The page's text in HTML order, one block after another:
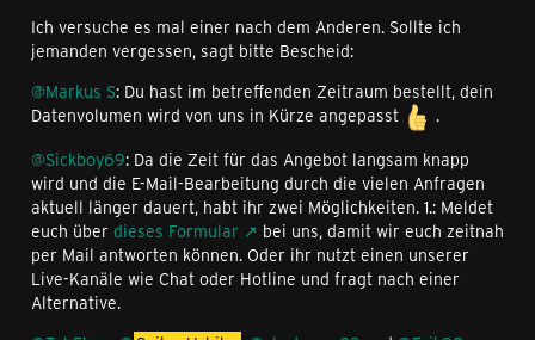
Ich versuche es mal einer nach dem Anderen. Sollte ich
jemanden vergessen, sagt bitte Bescheid:
@Markus S: Du hast im betreffenden Zeitraum bestellt, dein
Datenvolumen wird von uns in Kürze angepasst
.
@Sickboy69: Da die Zeit für das Angebot langsam knapp
wird und die E-Mail-Bearbeitung durch die vielen Anfragen
aktuell länger dauert, habt ihr zwei Möglichkeiten. 1.: Meldet
euch über dieses Formular
bei uns, damit wir euch zeitnah
per Mail antworten können. Oder ihr nutzt einen unserer
Live-Kanäle wie Chat oder Hotline und fragt nach einer
Alternative.